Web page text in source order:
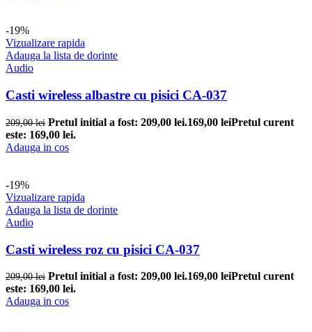
-19%
Vizualizare rapida
Adauga la lista de dorinte
Audio
Casti wireless albastre cu pisici CA-037
209,00lei Pretul initial a fost: 209,00 lei.169,00 leiPretul curent
este: 169,00 lei.
Adauga in cos
-19%
Vizualizare rapida
Adauga la lista de dorinte
Audio
Casti wireless roz cu pisici CA-037
209,00lei Pretul initial a fost: 209,00 lei.169,00 leiPretul curent
este: 169,00 lei.
Adauga in cos